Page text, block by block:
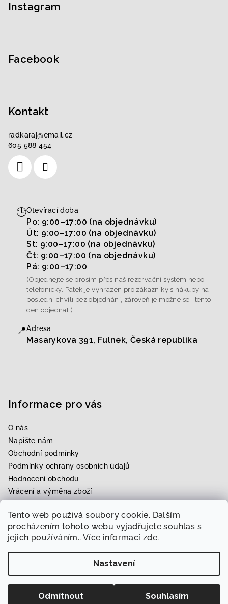
Tento web používá soubory cookie. Dalším
procházením tohoto webu vyjadřujete souhlas s
jejich používáním.. Více informací zde.
Nastavení
Odmítnout Souhlasím
Instagram
Facebook
Kontakt
radkaraj@email.cz
605 588 454
🕒Otevírací doba
Po: 9:00–17:00 (na objednávku)
Út: 9:00–17:00 (na objednávku)
St: 9:00–17:00 (na objednávku)
Čt: 9:00–17:00 (na objednávku)
Pá: 9:00–17:00
(Objednejte se prosím přes náš rezervační systém nebo
telefonicky. Pátek je vyhrazen pro zákazníky s nákupy na
poslední chvíli bez objednání, zároveň je možné se i tento
den objednat.)
📍Adresa
Masarykova 391, Fulnek, Česká republika
Informace pro vás
O nás
Napište nám
Obchodní podmínky
Podmínky ochrany osobních údajů
Hodnocení obchodu
Vrácení a výměna zboží
Rezervace zkoušky
Upravit nastavení cookies